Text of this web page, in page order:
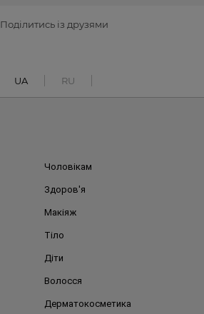
Поділитись із друзями
UA RU
Чоловікам
Здоров'я
Макіяж
Тіло
Діти
Волосся
Дерматокосметика